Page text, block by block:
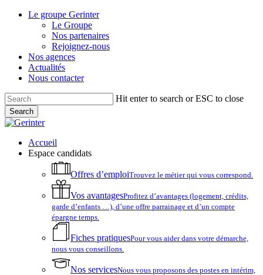
Skip
Le groupe Gerinter
Le Groupe
Nos partenaires
Rejoignez-nous
Nos agences
Actualités
Nous contacter
Hit enter to search or ESC to close
Search
Close
account
Menu
Accueil
Espace candidats
Offres d’emploiTrouvez le métier qui vous correspond.
Vos avantagesProfitez d’avantages (logement, crédits,
garde d’enfants …), d’une offre parrainage et d’un compte
épargne temps.
Fiches pratiquesPour vous aider dans votre démarche,
nous vous conseillons.
Nos servicesNous vous proposons des postes en intérim,